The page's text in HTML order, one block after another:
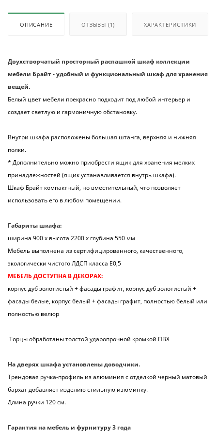
ОПИСАНИЕ ОТЗЫВЫ (1) ХАРАКТЕРИСТИКИ
Двухстворчатый просторный распашной шкаф коллекции
мебели Брайт - удобный и функциональный шкаф для хранения
вещей.
Белый цвет мебели прекрасно подходит под любой интерьер и
создает светлую и гармоничную обстановку.
Внутри шкафа расположены большая штанга, верхняя и нижняя
полки.
* Дополнительно можно приобрести ящик для хранения мелких
принадлежностей (ящик устанавливается внутрь шкафа).
Шкаф Брайт компактный, но вместительный, что позволяет
использовать его в любом помещении.
Габариты шкафа:
ширина 900 х высота 2200 х глубина 550 мм
Мебель выполнена из сертифицированного, качественного,
экологически чистого ЛДСП класса Е0,5
МЕБЕЛЬ ДОСТУПНА В ДЕКОРАХ:
корпус дуб золотистый + фасады графит, корпус дуб золотистый +
фасады белые, корпус белый + фасады графит, полностью белый или
полностью велюр
Торцы обработаны толстой ударопрочной кромкой ПВХ
На дверях шкафа установлены доводчики.
Трендовая ручка-профиль из алюминия с отделкой черный матовый
бархат добавляет изделию стильную изюминку.
Длина ручки 120 см.
Гарантия на мебель и фурнитуру 3 года